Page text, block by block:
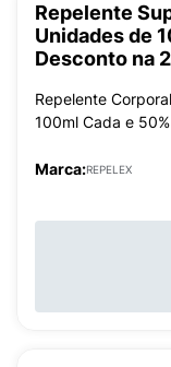
Repelente
Unidades de
Desconto na
Repelente
100ml Cada e
Marca:REPELEX